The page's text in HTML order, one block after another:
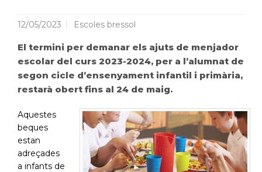
12/05/2023 Escoles bressol
El termini per demanar els ajuts de menjador
escolar del curs 2023-2024, per a l’alumnat de
segon cicle d’ensenyament infantil i primària,
restarà obert fins al 24 de maig.
Aquestes
beques
estan
adreçades
a infants de